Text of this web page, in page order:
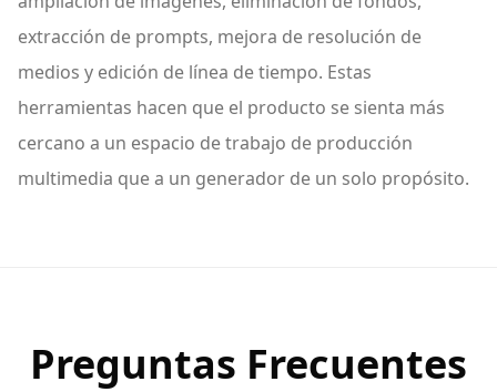
extracción de prompts, mejora de resolución de
medios y edición de línea de tiempo. Estas
herramientas hacen que el producto se sienta más
cercano a un espacio de trabajo de producción
multimedia que a un generador de un solo propósito.
Preguntas Frecuentes